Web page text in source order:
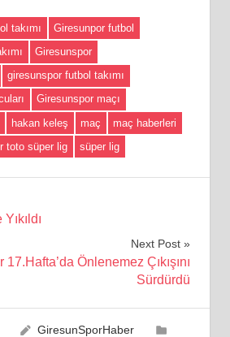
takımı
Giresunpor futbol
Giresunspor
giresunspor futbol takımı
Giresunspor maçı
hakan keleş maç
maç haberleri
toto süper lig süper lig
Next Post
Önlenemez Çıkışını
Sürdürdü
GiresunSporHaber